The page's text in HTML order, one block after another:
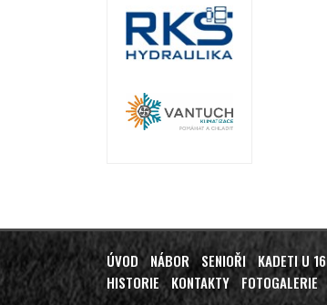
ÚVOD NÁBOR SENIOŘI KADETI U 16
HISTORIE
KONTAKTY FOTOGALERIE